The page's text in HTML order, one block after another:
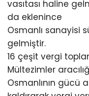
vasıtası haline
da eklenince
Osmanlı sanayisi
gelmiştir.
16 çeşit vergi
Mültezimler
Osmanlının gücü